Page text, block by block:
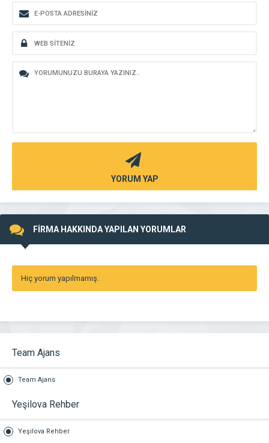
YORUM YAP
FİRMA HAKKINDA YAPILAN YORUMLAR
Hiç yorum yapılmamış.
Team Ajans
Team Ajans
Yeşilova Rehber
Yeşilova Rehber